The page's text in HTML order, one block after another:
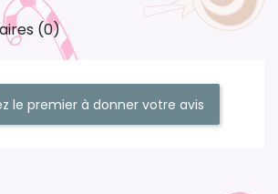
(0)
le premier à donner votre avis